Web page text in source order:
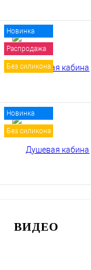
Новинка
Распродажа
Без силикона
Новинка
Без силикона
ВИДЕО